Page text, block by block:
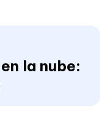
la nube: